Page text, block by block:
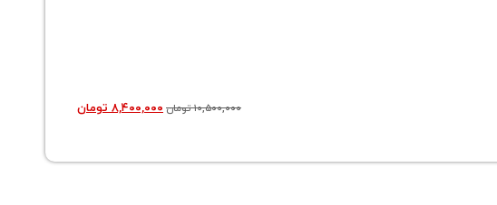
۱۰,۵۰۰,۰۰۰تومان ۸,۴۰۰,۰۰۰ تومان